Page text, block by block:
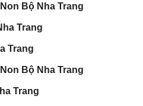
Bộ Nha Trang
Trang
Trang
Bộ Nha Trang
Trang